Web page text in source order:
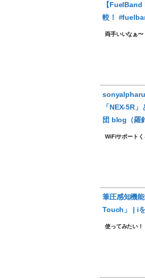
【
較！
両手いいなぁ〜
「NEX-5R
団 blog（羅
WiFiサポートく
筆圧感知機
Touch」 | i
使ってみたい！